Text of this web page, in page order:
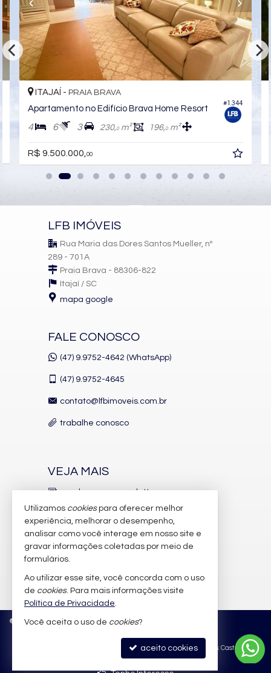
#1.344
ITAJAÍ - PRAIA BRAVA
Apartamento no Edifício Brava Home Resort
4 6 3 230,0m² 196,0m²
R$ 9.500.000, 00
LFB IMÓVEIS
Rua Maria das Dores Santos Mueller, nº
289 - 701A
Praia Brava - 88306-822
Itajaí / SC
mapa google
FALE CONOSCO
(47) 9.9752-4642 (WhatsApp)
(47) 9.9752-4645
contato@lfbimoveis.com.br
trabalhe conosco
VEJA MAIS
receba nosso newsletter
indicadores financeiros
cadastre seu imóvel
imóveis favoritos
mapa de imóveis
© 2026 CRECI/SC 6.388-J Política de Privacidade
Site para imobiliárias: Castel Digital
Utilizamos cookiespara oferecer melhor
experiência, melhorar o desempenho,
analisar como você interage em nosso site e
gravar informações coletadas por meio de
formulários.
Ao utilizar esse site, você concorda com o uso
de cookies. Para mais informações visite
Política de Privacidade.
Você aceita o uso de cookies?
aceito cookies